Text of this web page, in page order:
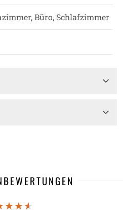
Büro, Schlafzimmer